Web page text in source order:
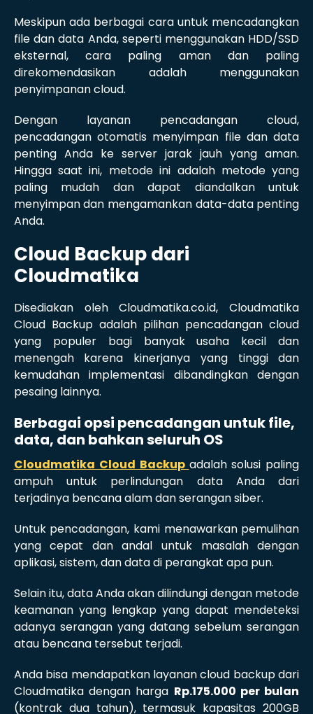
Meskipun ada berbagai cara untuk mencadangkan
file dan data Anda, seperti menggunakan HDD/SSD
eksternal, cara paling aman dan paling
direkomendasikan adalah menggunakan
penyimpanan cloud.
Dengan layanan pencadangan cloud,
pencadangan otomatis menyimpan file dan data
penting Anda ke server jarak jauh yang aman.
Hingga saat ini, metode ini adalah metode yang
paling mudah dan dapat diandalkan untuk
menyimpan dan mengamankan data-data penting
Anda.
Cloud Backup dari
Cloudmatika
Disediakan oleh Cloudmatika.co.id, Cloudmatika
Cloud Backup adalah pilihan pencadangan cloud
yang populer bagi banyak usaha kecil dan
menengah karena kinerjanya yang tinggi dan
kemudahan implementasi dibandingkan dengan
pesaing lainnya.
Berbagai opsi pencadangan untuk file,
data, dan bahkan seluruh OS
Cloudmatika Cloud Backup adalah solusi paling
ampuh untuk perlindungan data Anda dari
terjadinya bencana alam dan serangan siber.
Untuk pencadangan, kami menawarkan pemulihan
yang cepat dan andal untuk masalah dengan
aplikasi, sistem, dan data di perangkat apa pun.
Selain itu, data Anda akan dilindungi dengan metode
keamanan yang lengkap yang dapat mendeteksi
adanya serangan yang datang sebelum serangan
atau bencana tersebut terjadi.
Anda bisa mendapatkan layanan cloud backup dari
Cloudmatika dengan harga Rp.175.000 per bulan
(kontrak dua tahun), termasuk kapasitas 200GB